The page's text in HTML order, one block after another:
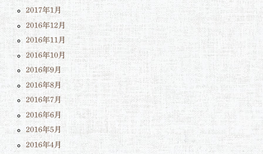
2017年1月
2016年12月
2016年11月
2016年10月
2016年9月
2016年8月
2016年7月
2016年6月
2016年5月
2016年4月